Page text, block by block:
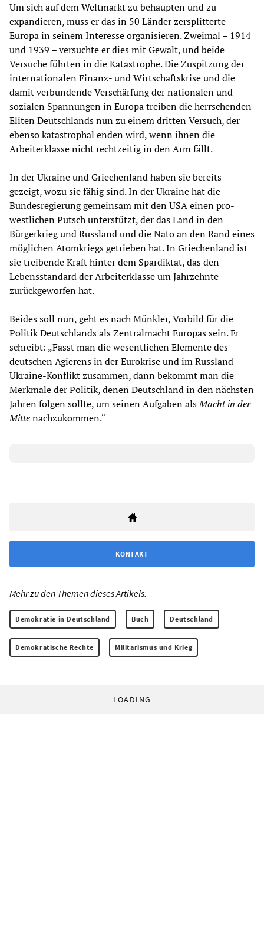
Um sich auf dem Weltmarkt zu behaupten und zu
expandieren, muss er das in 50 Länder zersplitterte
Europa in seinem Interesse organisieren. Zweimal – 1914
und 1939 – versuchte er dies mit Gewalt, und beide
Versuche führten in die Katastrophe. Die Zuspitzung der
internationalen Finanz- und Wirtschaftskrise und die
damit verbundende Verschärfung der nationalen und
sozialen Spannungen in Europa treiben die herrschenden
Eliten Deutschlands nun zu einem dritten Versuch, der
ebenso katastrophal enden wird, wenn ihnen die
Arbeiterklasse nicht rechtzeitig in den Arm fällt.
In der Ukraine und Griechenland haben sie bereits
gezeigt, wozu sie fähig sind. In der Ukraine hat die
Bundesregierung gemeinsam mit den USA einen pro-
westlichen Putsch unterstützt, der das Land in den
Bürgerkrieg und Russland und die Nato an den Rand eines
möglichen Atomkriegs getrieben hat. In Griechenland ist
sie treibende Kraft hinter dem Spardiktat, das den
Lebensstandard der Arbeiterklasse um Jahrzehnte
zurückgeworfen hat.
Beides soll nun, geht es nach Münkler, Vorbild für die
Politik Deutschlands als Zentralmacht Europas sein. Er
schreibt: „Fasst man die wesentlichen Elemente des
deutschen Agierens in der Eurokrise und im Russland-
Ukraine-Konflikt zusammen, dann bekommt man die
Merkmale der Politik, denen Deutschland in den nächsten
Jahren folgen sollte, um seinen Aufgaben alsMacht in der
Mittenachzukommen.“
KONTAKT
Mehr zu den Themen dieses Artikels:
Demokratie in Deutschland Buch Deutschland
Demokratische Rechte Militarismus und Krieg
LOADING